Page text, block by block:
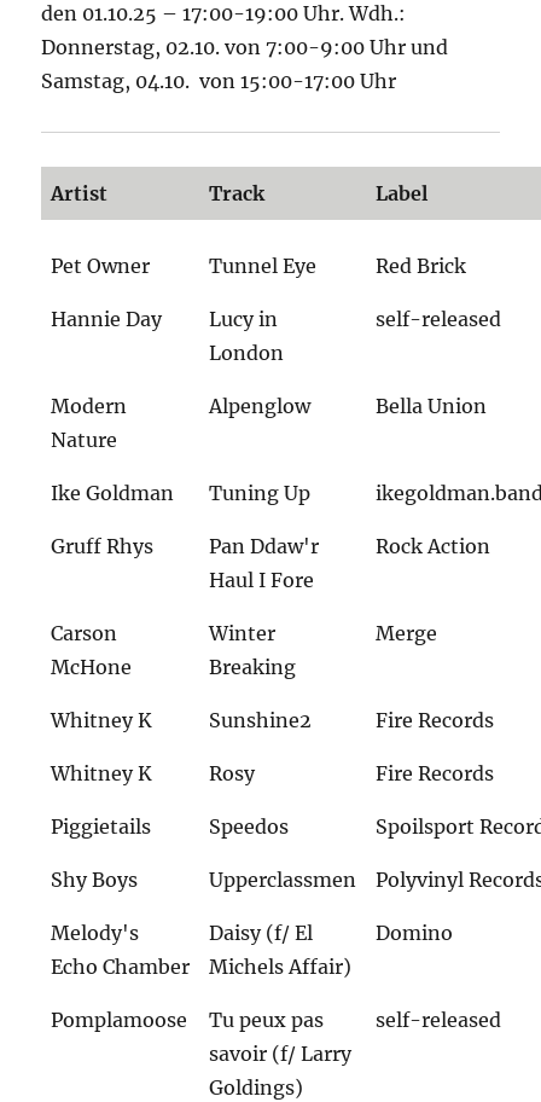
den 01.10.25 – 17:00-19:00 Uhr. Wdh.:
Donnerstag, 02.10. von 7:00-9:00 Uhr und
Samstag, 04.10. von 15:00-17:00 Uhr
Artist Track Label
Pet Owner Tunnel Eye Red Brick
Hannie Day
Lucy in
London
self-released
Modern
Nature
Alpenglow Bella Union
Ike Goldman Tuning Up
Gruff Rhys
Pan Ddaw'r
Haul I Fore
Rock Action
Carson
McHone
Winter
Breaking
Merge
Whitney K Sunshine2 Fire Records
Whitney K Rosy Fire Records
Piggietails Speedos Spoilsport
Shy Boys Upperclassmen Polyvinyl
Melody's
Echo Chamber
Daisy (f/ El
Michels Affair)
Domino
Pomplamoose
Tu peux pas
savoir (f/ Larry
Goldings)
self-released